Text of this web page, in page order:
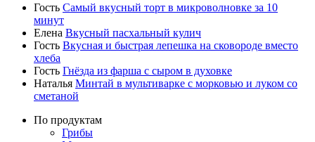
Гость Самый вкусный торт в микроволновке за 10
минут
Елена Вкусный пасхальный кулич
Гость Вкусная и быстрая лепешка на сковороде вместо
хлеба
Гость Гнёзда из фарша с сыром в духовке
Наталья Минтай в мультиварке с морковью и луком со
сметаной
По продуктам
Грибы